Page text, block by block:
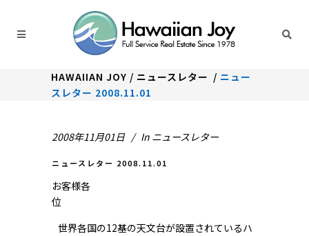
HAWAIIAN JOY / ニュースレター / ニュー
スレター 2008.11.01
2008年11月01日 In ニュースレター
ニュースレター 2008.11.01
お客様各
世界各国の12基の天文台が設置されているハ